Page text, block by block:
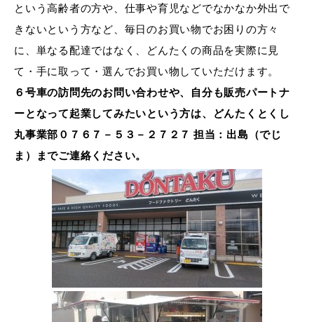
という高齢者の方や、仕事や育児などでなかなか外出で
きないという方など、毎日のお買い物でお困りの方々
に、単なる配達ではなく、どんたくの商品を実際に見
て・手に取って・選んでお買い物していただけます。
６号車の訪問先のお問い合わせや、自分も販売パートナ
ーとなって起業してみたいという方は、どんたくとくし
丸事業部０７６７－５３－２７２７ 担当：出島（でじ
ま）までご連絡ください。